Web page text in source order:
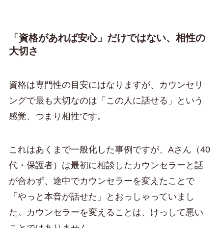
「資格があれば安心」だけではない、相性の
大切さ
資格は専門性の目安にはなりますが、カウンセリ
ングで最も大切なのは「この人に話せる」という
感覚、つまり相性です。
これはあくまで一般化した事例ですが、Aさん（40
代・保護者）は最初に相談したカウンセラーと話
が合わず、途中でカウンセラーを変えたことで
「やっと本音が話せた」とおっしゃっていまし
た。カウンセラーを変えることは、けっして悪い